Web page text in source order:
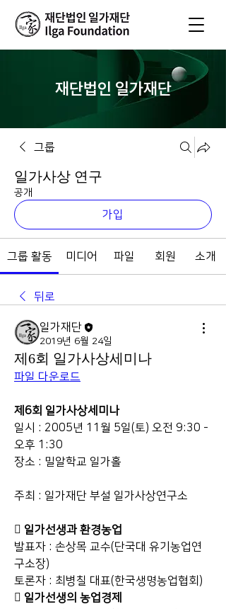
재단법인 일가재단
그룹
일가사상 연구
공개
가입
그룹 활동 미디어 파일 회원 소개
뒤로
일가재단
2019년 6월 24일
제6회 일가사상세미나
파일 다운로드
제6회 일가사상세미나
일시 : 2005년 11월 5일(토) 오전 9:30 -
오후 1:30
장소 : 밀알학교 일가홀
주최 : 일가재단 부설 일가사상연구소
󰁵 일가선생과 환경농업
발표자 : 손상목 교수(단국대 유기농업연
구소장)
토론자 : 최병칠 대표(한국생명농업협회)
󰁵 일가선생의 농업경제